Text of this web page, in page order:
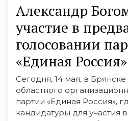
Александр
участие в
голосовании
«Единая Россия»
Сегодня, 14 мая, в
областного
партии «Единая Россия»,
кандидатуры для участия